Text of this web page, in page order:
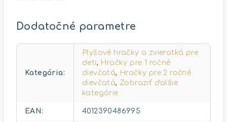
Dodatočné parametre
Kategória:
Plyšové hračky a zvieratká pre
deti, Hračky pre 1 ročné
dievčatá, Hračky pre 2 ročné
dievčatá, Zobraziť ďalšie
kategórie
EAN: 4012390486995